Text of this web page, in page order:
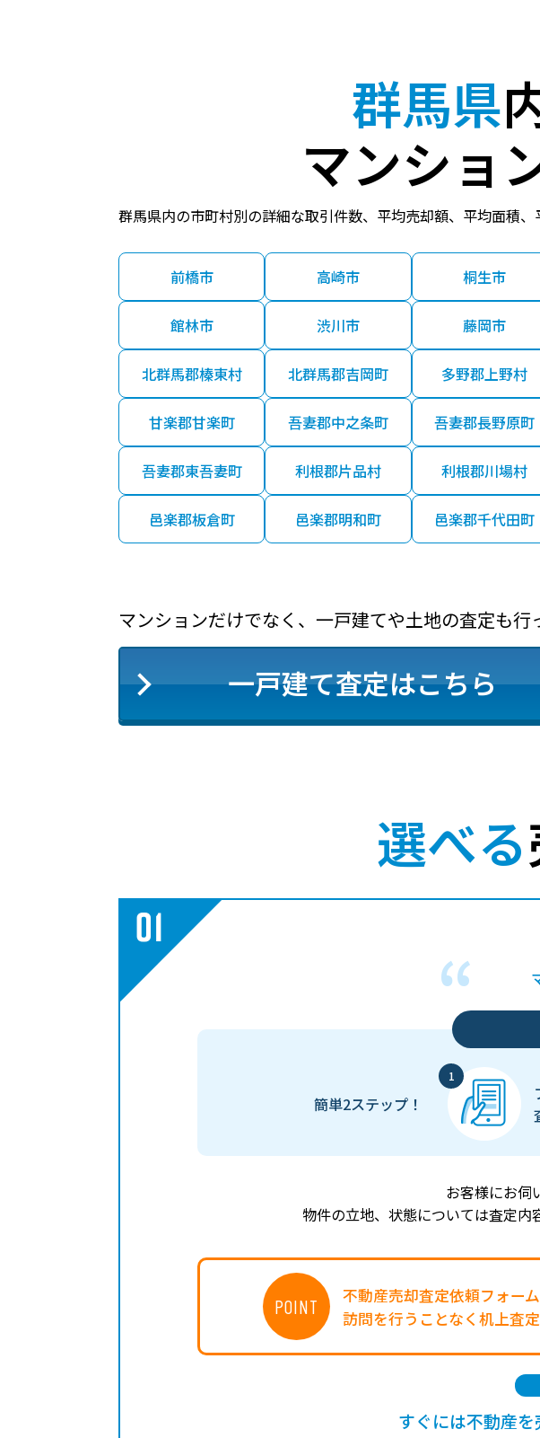
群馬県
マンショ
群馬県内の市町村別の詳細な取引件数、平均売却額、平均面積
前橋市 高崎市 桐生市
館林市 渋川市 藤岡市
北群馬郡榛東村 北群馬郡吉岡町 多野郡上野村
甘楽郡甘楽町 吾妻郡中之条町 吾妻郡長野原町
吾妻郡東吾妻町 利根郡片品村 利根郡川場村
邑楽郡板倉町 邑楽郡明和町 邑楽郡千代田町
マンションだけでなく、一戸建てや土地の査定も行
一戸建て査定はこちら
選べる
お客様にお伺
物件の立地、状態については査定内
簡単2ステップ！
POINT
不動産売却査定依頼フォー
訪問を行うことなく机上査
すぐには不動産を